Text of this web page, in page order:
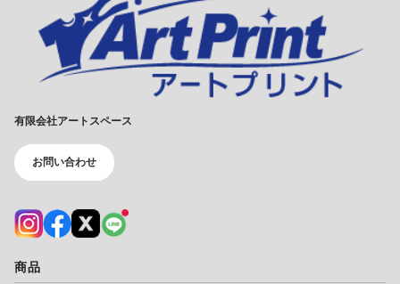
有限会社アートスペース
お問い合わせ
商品